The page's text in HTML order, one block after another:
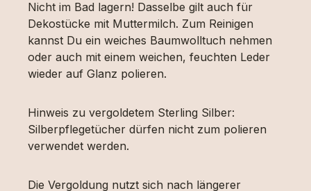
Nicht im Bad lagern! Dasselbe gilt auch für
Dekostücke mit Muttermilch. Zum Reinigen
kannst Du ein weiches Baumwolltuch nehmen
oder auch mit einem weichen, feuchten Leder
wieder auf Glanz polieren.
Hinweis zu vergoldetem Sterling Silber:
Silberpflegetücher dürfen nicht zum polieren
verwendet werden.
Die Vergoldung nutzt sich nach längerer